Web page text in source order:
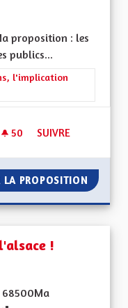
proposition : les
publics...
: Les solidarités, les soins
l'implication
50 50 ABONNÉS
SUIVRE
LA PROPOSITION
!
68500Ma